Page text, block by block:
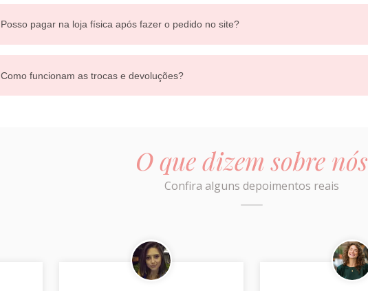
Posso pagar na loja física após fazer o pedido no site?
Como funcionam as trocas e devoluções?
O que dizem sobre nós
Confira alguns depoimentos reais